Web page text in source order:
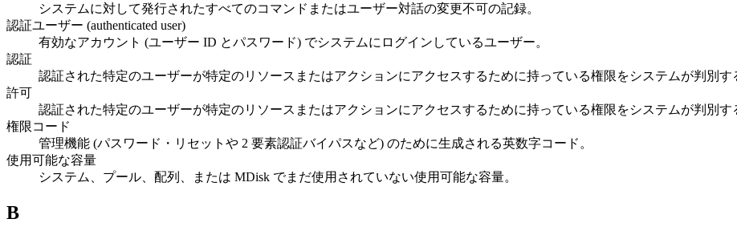
システムに対して発行されたすべてのコマンドまたはユーザー対話の変更不可の記録。
認証ユーザー (authenticated user)
有効なアカウント (ユーザー ID とパスワード) でシステムにログインしているユーザー。
認証
認証された特定のユーザーが特定のリソースまたはアクションにアクセスするために持っている権限をシステムが判別す
許可
認証された特定のユーザーが特定のリソースまたはアクションにアクセスするために持っている権限をシステムが判別す
権限コード
管理機能 (パスワード・リセットや 2 要素認証バイパスなど) のために生成される英数字コード。
使用可能な容量
システム、プール、配列、または MDisk でまだ使用されていない使用可能な容量。
B